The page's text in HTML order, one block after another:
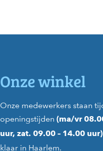
Onze winkel
Onze medewerkers staan
openingstijden (ma/vr
uur, zat. 09.00 – 14.00 uur)
klaar in Haarlem.